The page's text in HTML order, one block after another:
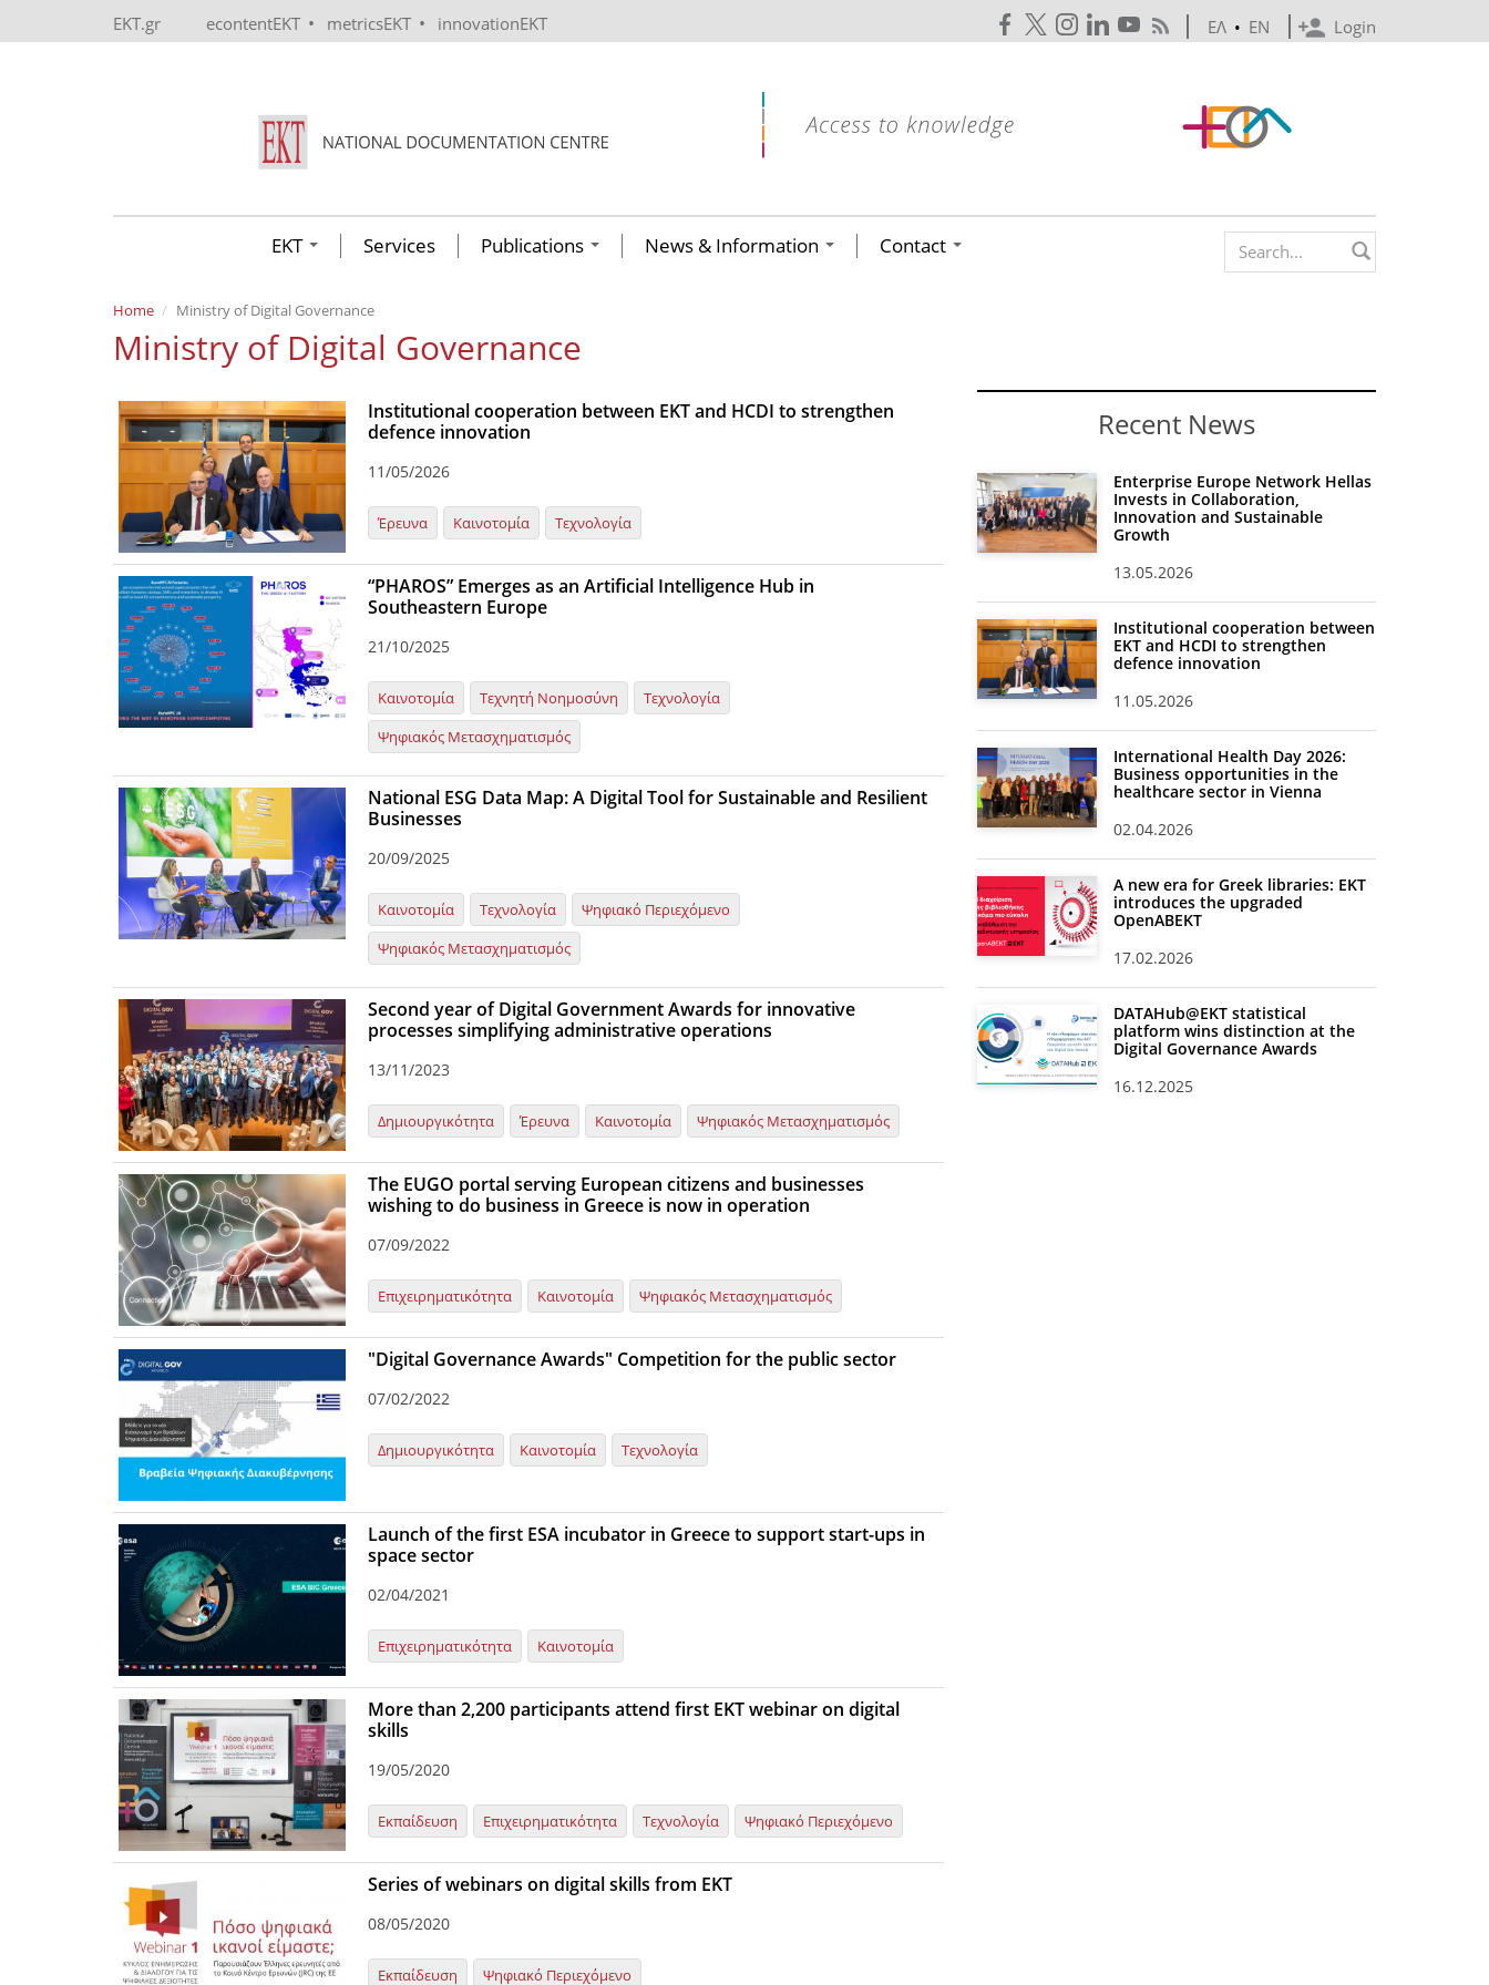
EKT.gr econtentEKT • metricsEKT • innovationEKT Login
ΕΛ • EN
EKT Services Publications News & Information Contact Search form
Home Ministry of Digital Governance
Ministry of Digital Governance
Institutional cooperation between EKT and HCDI to strengthen
defence innovation
11/05/2026
Έρευνα Καινοτομία Τεχνολογία
“PHAROS” Emerges as an Artificial Intelligence Hub in
Southeastern Europe
21/10/2025
Καινοτομία Τεχνητή Νοημοσύνη
Τεχνολογία
Ψηφιακός Μετασχηματισμός
National ESG Data Map: A Digital Tool for Sustainable and Resilient
Businesses
20/09/2025
Καινοτομία Τεχνολογία
Ψηφιακό Περιεχόμενο
Ψηφιακός Μετασχηματισμός
Second year of Digital Government Awards for innovative
processes simplifying administrative operations
13/11/2023
Δημιουργικότητα Έρευνα Καινοτομία Ψηφιακός Μετασχηματισμός
The EUGO portal serving European citizens and businesses
wishing to do business in Greece is now in operation
07/09/2022
Επιχειρηματικότητα Καινοτομία Ψηφιακός Μετασχηματισμός
"Digital Governance Awards" Competition for the public sector
07/02/2022
Δημιουργικότητα Καινοτομία Τεχνολογία
Launch of the first ESA incubator in Greece to support start-ups in
space sector
02/04/2021
Επιχειρηματικότητα Καινοτομία
More than 2,200 participants attend first EKT webinar on digital
skills
19/05/2020
Εκπαίδευση Επιχειρηματικότητα Τεχνολογία Ψηφιακό Περιεχόμενο
Series of webinars on digital skills from EKT
08/05/2020
Εκπαίδευση Ψηφιακό Περιεχόμενο
Recent News
Enterprise Europe Network Hellas
Invests in Collaboration,
Innovation and Sustainable
Growth
13.05.2026
Institutional cooperation between
EKT and HCDI to strengthen
defence innovation
11.05.2026
International Health Day 2026:
Business opportunities in the
healthcare sector in Vienna
02.04.2026
A new era for Greek libraries: EKT
introduces the upgraded
OpenABEKT
17.02.2026
DATAHub@EKT statistical
platform wins distinction at the
Digital Governance Awards
16.12.2025